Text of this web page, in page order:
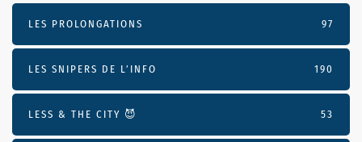
LES PROLONGATIONS 97
LES SNIPERS DE L’INFO 190
LESS & THE CITY 😈 53